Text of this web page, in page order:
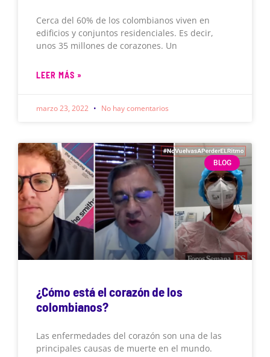
Cerca del 60% de los colombianos viven en
edificios y conjuntos residenciales. Es decir,
unos 35 millones de corazones. Un
LEER MÁS »
marzo 23, 2022 No hay comentarios
BLOG
¿Cómo está el corazón de los
colombianos?
Las enfermedades del corazón son una de las
principales causas de muerte en el mundo.